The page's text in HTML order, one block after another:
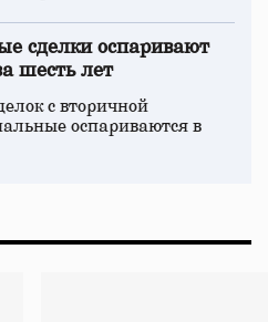
сделки оспаривают
шесть лет
с вторичной
оспариваются в